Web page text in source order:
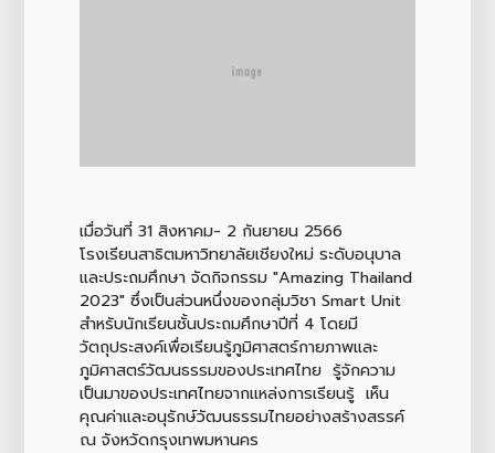
เมื่อวันที่ 31 สิงหาคม- 2 กันยายน 2566
โรงเรียนสาธิตมหาวิทยาลัยเชียงใหม่ ระดับอนุบาล
และประถมศึกษา จัดกิจกรรม "Amazing Thailand
2023" ซึ่งเป็นส่วนหนึ่งของกลุ่มวิชา Smart Unit
สำหรับนักเรียนชั้นประถมศึกษาปีที่ 4 โดยมี
วัตถุประสงค์เพื่อเรียนรู้ภูมิศาสตร์กายภาพและ
ภูมิศาสตร์วัฒนธรรมของประเทศไทย รู้จักความ
เป็นมาของประเทศไทยจากแหล่งการเรียนรู้ เห็น
คุณค่าและอนุรักษ์วัฒนธรรมไทยอย่างสร้างสรรค์
ณ จังหวัดกรุงเทพมหานคร